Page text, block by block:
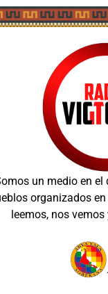
un medio en
organizados
leemos, nos